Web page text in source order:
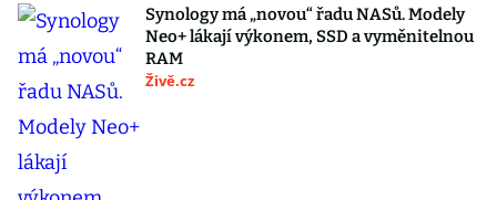
Synology má „novou“ řadu NASů. Modely
Neo+ lákají výkonem, SSD a vyměnitelnou
RAM
Živě.cz